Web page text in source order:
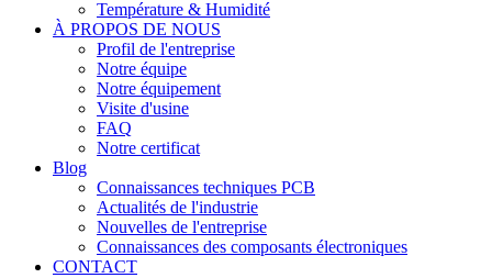
Température & Humidité
À PROPOS DE NOUS
Profil de l'entreprise
Notre équipe
Notre équipement
Visite d'usine
FAQ
Notre certificat
Blog
Connaissances techniques PCB
Actualités de l'industrie
Nouvelles de l'entreprise
Connaissances des composants électroniques
CONTACT